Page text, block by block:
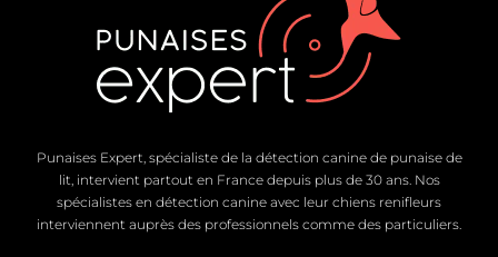
Punaises Expert, spécialiste de la détection canine de punaise de
lit, intervient partout en France depuis plus de 30 ans. Nos
spécialistes en détection canine avec leur chiens renifleurs
interviennent auprès des professionnels comme des particuliers.